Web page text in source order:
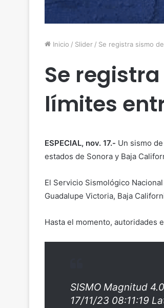
Inicio / Slider / Se registra sismo
Se
límites
ESPECIAL, nov. 17.- Un sismo
estados de Sonora y Baja
El Servicio Sismológico
Guadalupe Victoria, Baja
Hasta el momento, autoridades
SISMO Magnitud
17/11/23 08:11:19